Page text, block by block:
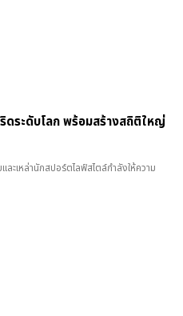
ดระดับโลก พร้อมสร้างสถิติใหญ่
ละเหล่านักสปอร์ตไลฟ์สไตล์กำลังให้ความ